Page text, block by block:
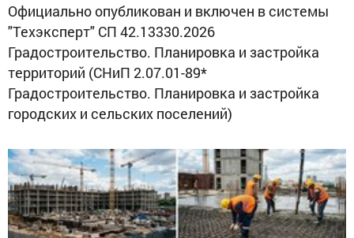
Официально опубликован и включен в системы
"Техэксперт" СП 42.13330.2026
Градостроительство. Планировка и застройка
территорий (СНиП 2.07.01-89*
Градостроительство. Планировка и застройка
городских и сельских поселений)